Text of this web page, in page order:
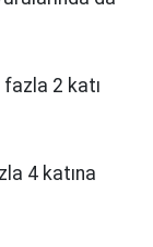
fazla 2 katı
4 katına